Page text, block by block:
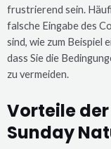
frustrierend sein.
falsche Eingabe des
sind, wie zum Beispiel
dass Sie die
zu vermeiden.
Vorteile
Sunday